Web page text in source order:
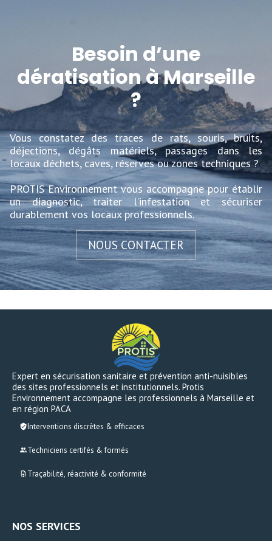
Besoin d’une
dératisation à Marseille
?
Vous constatez des traces de rats, souris, bruits,
déjections, dégâts matériels, passages dans les
locaux déchets, caves, réserves ou zones techniques ?
PROTIS Environnement vous accompagne pour établir
un diagnostic, traiter l’infestation et sécuriser
durablement vos locaux professionnels.
NOUS CONTACTER
Expert en sécurisation sanitaire et prévention anti-nuisibles
des sites professionnels et institutionnels. Protis
Environnement accompagne les professionnels à Marseille et
en région PACA
Interventions discrètes & efficaces
Techniciens certifés & formés
Traçabilité, réactivité & conformité
NOS SERVICES